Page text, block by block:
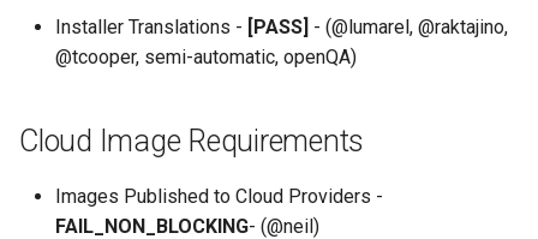
Installer Translations - [PASS] - (@lumarel, @raktajino,
@tcooper, semi-automatic, openQA)
Cloud Image Requirements
Images Published to Cloud Providers -
FAIL_NON_BLOCKING- (@neil)